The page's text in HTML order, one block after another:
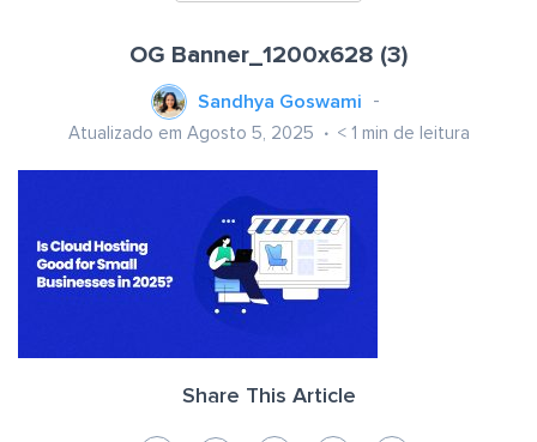
OG Banner_1200x628 (3)
Sandhya Goswami
Atualizado em Agosto 5, 2025 < 1 min de leitura
Share This Article